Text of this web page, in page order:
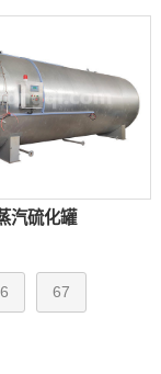
汽硫化罐
67